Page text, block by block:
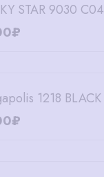
STAR 9030 C04
1218 BLACK